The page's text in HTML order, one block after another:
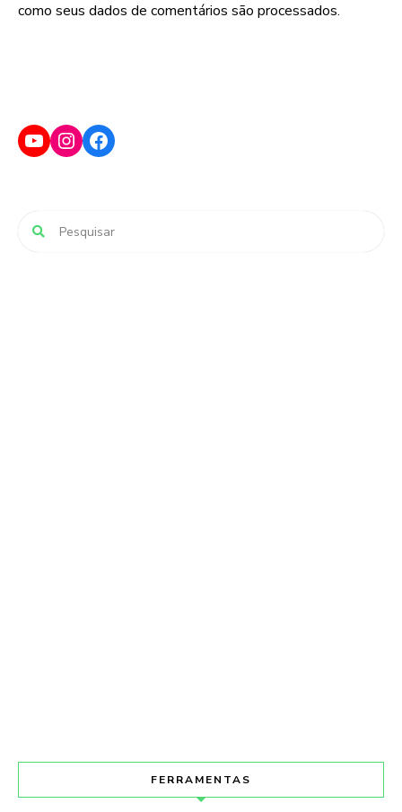
como seus dados de comentários são processados.
YouTube
Instagram
Facebook
FERRAMENTAS